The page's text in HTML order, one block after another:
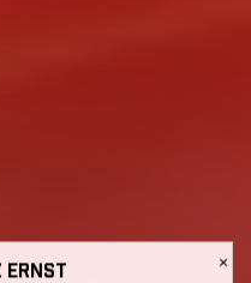
×
ERNST